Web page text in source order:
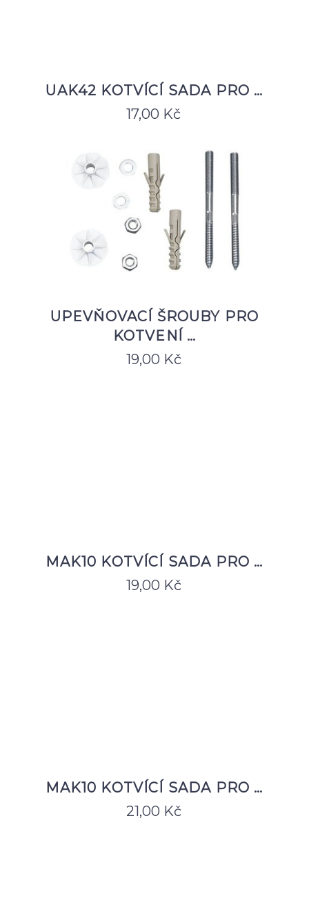
UAK42 KOTVÍCÍ SADA PRO …
17,00 Kč
UPEVŇOVACÍ ŠROUBY PRO
KOTVENÍ …
19,00 Kč
MAK10 KOTVÍCÍ SADA PRO …
19,00 Kč
MAK10 KOTVÍCÍ SADA PRO …
21,00 Kč